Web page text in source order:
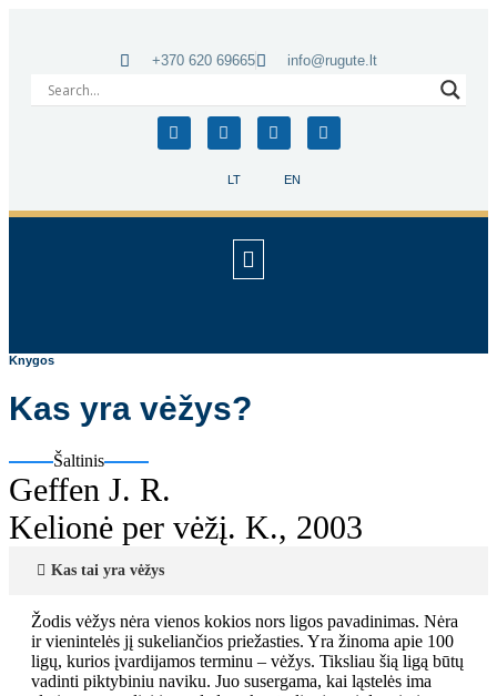
LT EN
+370 620 69665 info@rugute.lt
Knygos
Kas yra vėžys?
Šaltinis
Geffen J. R.
Kelionė per vėžį. K., 2003
Kas tai yra vėžys
Žodis vėžys nėra vienos kokios nors ligos pavadinimas. Nėra
ir vienintelės jį sukeliančios priežasties. Yra žinoma apie 100
ligų, kurios įvardijamos terminu – vėžys. Tiksliau šią ligą būtų
vadinti piktybiniu naviku. Juo susergama, kai ląstelės ima